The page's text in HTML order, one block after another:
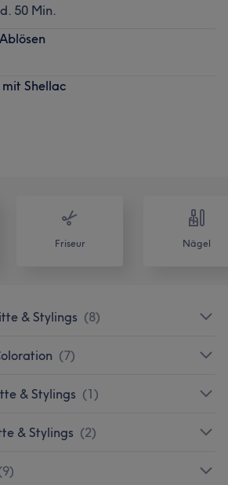
50 Min.
Shellac
Friseur Nägel
& Stylings (8)
(7)
& Stylings (1)
& Stylings (2)
9)